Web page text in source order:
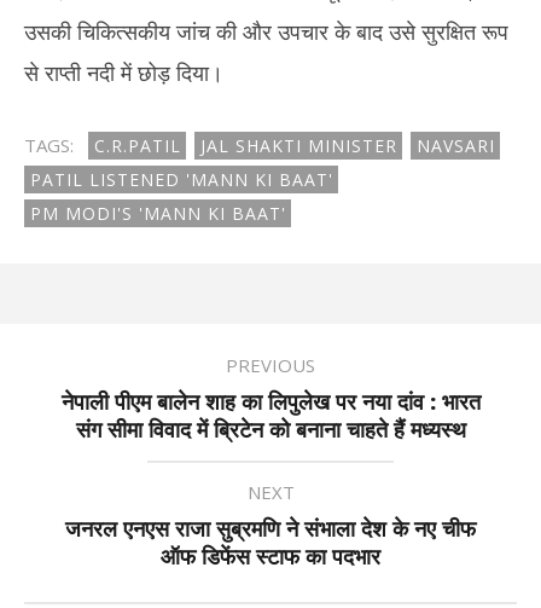
उसकी चिकित्सकीय जांच की और उपचार के बाद उसे सुरक्षित रूप
से राप्ती नदी में छोड़ दिया।
TAGS: C.R.PATIL JAL SHAKTI MINISTER
NAVSARI
PATIL LISTENED 'MANN KI BAAT'
PM MODI'S 'MANN KI BAAT'
PREVIOUS
नेपाली पीएम बालेन शाह का लिपुलेख पर नया दांव : भारत
संग सीमा विवाद में ब्रिटेन को बनाना चाहते हैं मध्यस्थ
NEXT
जनरल एनएस राजा सुब्रमणि ने संभाला देश के नए चीफ
ऑफ डिफेंस स्टाफ का पदभार